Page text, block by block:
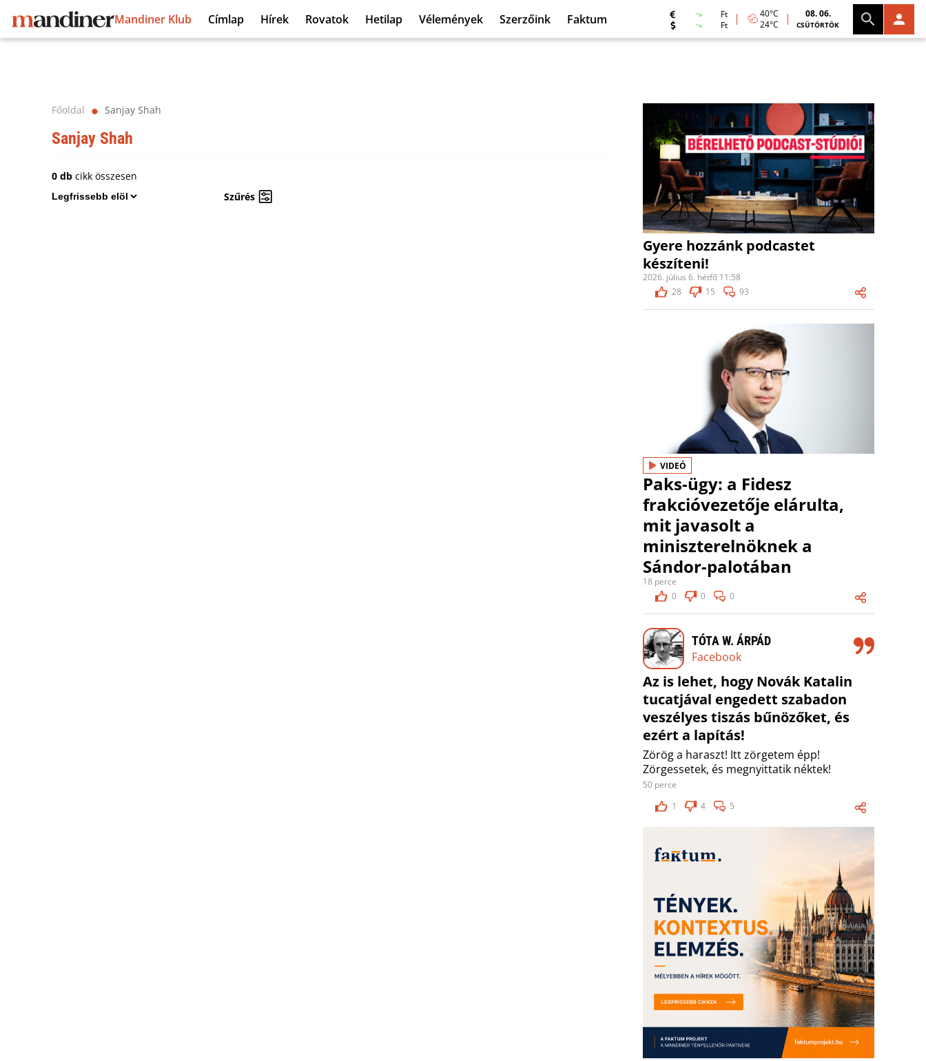
Mandiner Klub Címlap Hírek Rovatok Hetilap Vélemények Szerzőink Faktum
Ft
Ft
40°C
24°C
08. 06.
CSÜTÖRTÖK
Főoldal ⬤ Sanjay Shah
Sanjay Shah
0 db cikk összesen
Szűrés
Gyere hozzánk podcastet
készíteni!
2026. július 6. hétfő 11:58
28
15 93
VIDEÓ
Paks-ügy: a Fidesz
frakcióvezetője elárulta,
mit javasolt a
miniszterelnöknek a
Sándor-palotában
18 perce
0
0 0
TÓTA W. ÁRPÁD
Facebook
Az is lehet, hogy Novák Katalin
tucatjával engedett szabadon
veszélyes tiszás bűnözőket, és
ezért a lapítás!
Zörög a haraszt! Itt zörgetem épp!
Zörgessetek, és megnyittatik néktek!
50 perce
1
4 5